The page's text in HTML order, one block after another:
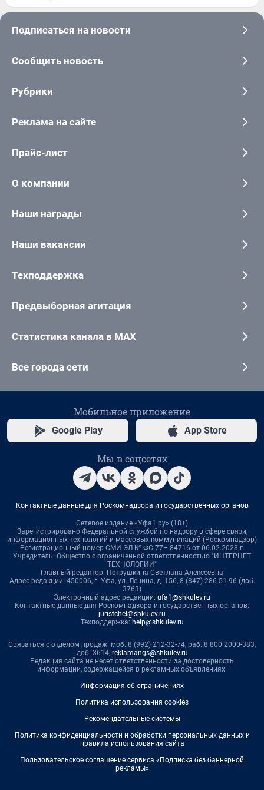
Подписаться на новости
Сообщить новость
Рубрики
Реклама на сайте
Прайс-лист
О компании
Наши награды
Наши вакансии
Техподдержка
Предвыборная агитация
Статистика канала в MAX
Все города сети
Мобильное приложение
Google Play App Store
Мы в соцсетях
Контактные данные для Роскомнадзора и государственных органов
Сетевое издание «Уфа1.ру» (18+)
Зарегистрировано Федеральной службой по надзору в сфере связи,
информационных технологий и массовых коммуникаций (Роскомнадзор)
Регистрационный номер СМИ ЭЛ № ФС 77– 84716 от 06.02.2023 г.
Учредитель: Общество с ограниченной ответственностью "ИНТЕРНЕТ
ТЕХНОЛОГИИ"
Главный редактор: Петрушкина Светлана Алексеевна
Адрес редакции: 450006, г. Уфа, ул. Ленина, д. 156, 8 (347) 286-51-96 (доб.
3763)
Электронный адрес редакции: ufa1@shkulev.ru
Контактные данные для Роскомнадзора и государственных органов:
juristchel@shkulev.ru
Техподдержка: help@shkulev.ru
Связаться с отделом продаж: моб. 8 (992) 212-32-74, раб. 8 800 2000-383,
доб. 3614, reklamangs@shkulev.ru
Редакция сайта не несет ответственности за достоверность
информации, содержащейся в рекламных объявлениях.
Информация об ограничениях
Политика использования cookies
Рекомендательные системы
Политика конфиденциальности и обработки персональных данных и
правила использования сайта
Пользовательское соглашение сервиса «Подписка без баннерной
рекламы»